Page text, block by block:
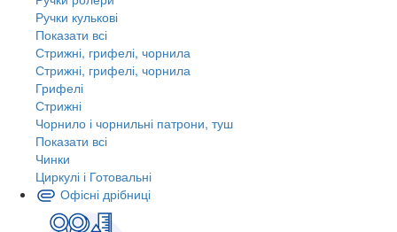
Ручки кулькові
Показати всі
Стрижні, грифелі, чорнила
Стрижні, грифелі, чорнила
Грифелі
Стрижні
Чорнило і чорнильні патрони, туш
Показати всі
Чинки
Циркулі і Готовальні
Офісні дрібниці